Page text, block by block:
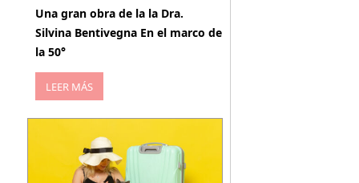
abril 29, 2026
Una gran obra de la la Dra.
Silvina Bentivegna En el marco de
la 50°
LEER MÁS